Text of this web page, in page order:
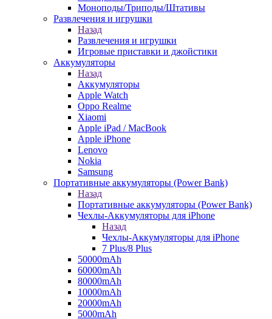
Моноподы/Триподы/Штативы
Развлечения и игрушки
Назад
Развлечения и игрушки
Игровые приставки и джойстики
Аккумуляторы
Назад
Аккумуляторы
Apple Watch
Oppo Realme
Xiaomi
Apple iPad / MacBook
Apple iPhone
Lenovo
Nokia
Samsung
Портативные аккумуляторы (Power Bank)
Назад
Портативные аккумуляторы (Power Bank)
Чехлы-Аккумуляторы для iPhone
Назад
Чехлы-Аккумуляторы для iPhone
7 Plus/8 Plus
50000mAh
60000mAh
80000mAh
10000mAh
20000mAh
5000mAh